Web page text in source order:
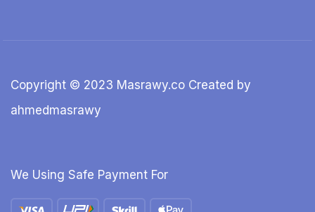
Copyright © 2023 Masrawy.co Created by
ahmedmasrawy
We Using Safe Payment For